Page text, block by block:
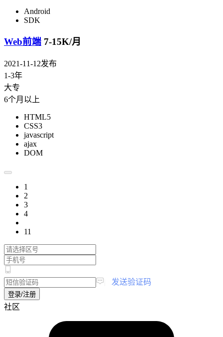
Android
SDK
Web前端 7-15K/月
2021-11-12发布
1-3年
大专
6个月以上
HTML5
CSS3
javascript
ajax
DOM
1
2
3
4
11
发送验证码
登录/注册
社区